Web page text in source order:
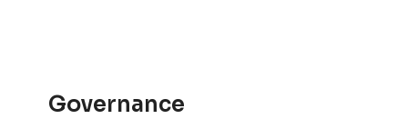
Governance